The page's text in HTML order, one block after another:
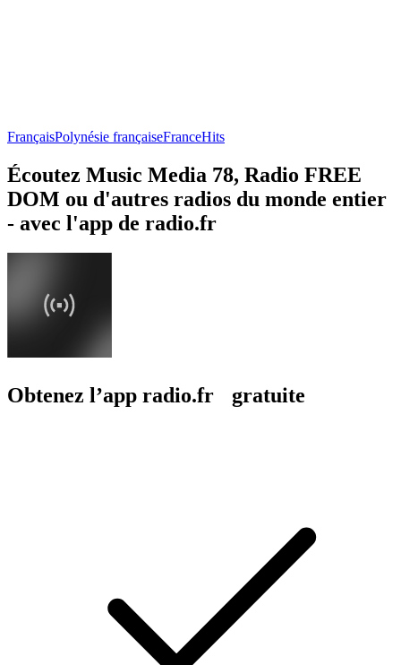
FrançaisPolynésie françaiseFranceHits
Écoutez Music Media 78, Radio FREE
DOM ou d'autres radios du monde entier
- avec l'app de radio.fr
Obtenez l’app radio.fr gratuite